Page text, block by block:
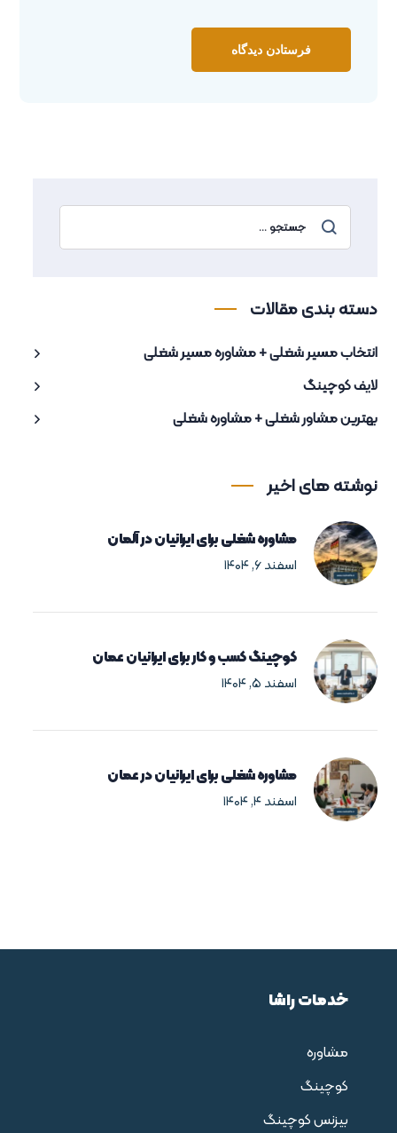
دسته بندی مقالات
انتخاب مسیر شغلی + مشاوره مسیر شغلی
لایف کوچینگ
بهترین مشاور شغلی + مشاوره شغلی
نوشته های اخیر
مشاوره شغلی برای ایرانیان در آلمان
اسفند ۶, ۱۴۰۴
کوچینگ کسب و کار برای ایرانیان عمان
اسفند ۵, ۱۴۰۴
مشاوره شغلی برای ایرانیان در عمان
اسفند ۴, ۱۴۰۴
خدمات راشا
مشاوره
کوچینگ
بیزنس کوچینگ